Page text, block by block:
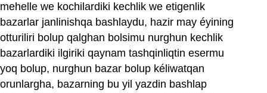
mehelle we kochilardiki kechlik we etigenlik
bazarlar janlinishqa bashlaydu, hazir may éyining
otturiliri bolup qalghan bolsimu nurghun kechlik
bazarlardiki ilgiriki qaynam tashqinliqtin esermu
yoq bolup, nurghun bazar bolup kéliwatqan
orunlargha, bazarning bu yil yazdin bashlap